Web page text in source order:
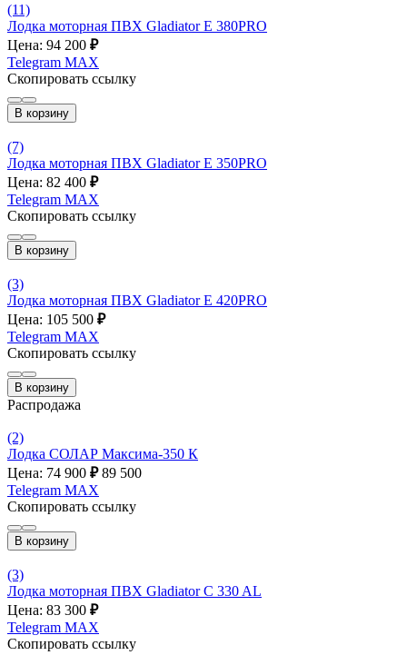
(11)
Лодка моторная ПВХ Gladiator E 380PRO
Цена: 94 200 ₽
Telegram MAX
Скопировать ссылку
В корзину
(7)
Лодка моторная ПВХ Gladiator E 350PRO
Цена: 82 400 ₽
Telegram MAX
Скопировать ссылку
В корзину
(3)
Лодка моторная ПВХ Gladiator E 420PRO
Цена: 105 500 ₽
Telegram MAX
Скопировать ссылку
В корзину
Распродажа
(2)
Лодка СОЛАР Максима-350 К
Цена: 74 900 ₽ 89 500
Telegram MAX
Скопировать ссылку
В корзину
(3)
Лодка моторная ПВХ Gladiator C 330 AL
Цена: 83 300 ₽
Telegram MAX
Скопировать ссылку